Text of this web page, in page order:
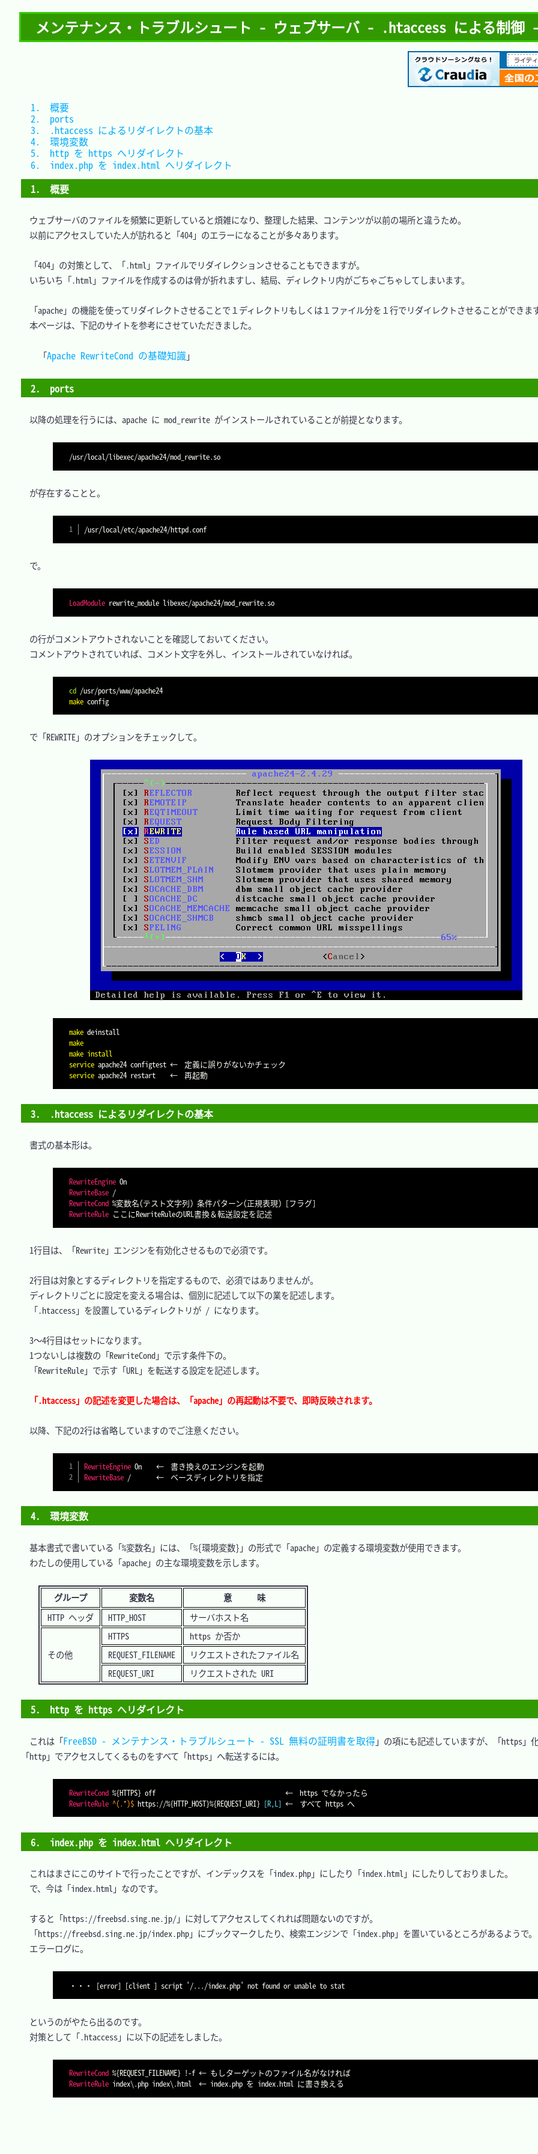
メンテナンス・トラブルシュート - ウェブサーバ - .htaccess による制御
1.　概要
ウェブサーバのファイルを頻繁に更新していると煩雑になり、整理した結果、コンテンツが以前の場所と違うため。
以前にアクセスしていた人が訪れると「404」のエラーになることが多々あります。
「404」の対策として、「.html」ファイルでリダイレクションさせることもできますが。
いちいち「.html」ファイルを作成するのは骨が折れますし、結局、ディレクトリ内がごちゃごちゃしてしまいます。
「apache」の機能を使ってリダイレクトさせることで１ディレクトリもしくは１ファイル分を１行でリダイレクトさせることができま
本ページは、下記のサイトを参考にさせていただきました。
「Apache RewriteCond の基礎知識
2.　ports
以降の処理を行うには、apache に mod_rewrite がインストールされていることが前提となります。
が存在することと。
/usr/local/etc/apache24/httpd.conf
で。
LoadModule
の行がコメントアウトされないことを確認しておいてください。
コメントアウトされていれば、コメント文字を外し、インストールされていなければ。
cd
make
config
で「REWRITE」のオプションをチェックして。
make
make
make install
service
service
3.　.htaccess によるリダイレクトの基本
書式の基本形は。
RewriteEngine
RewriteBase
RewriteCond
RewriteRule
1行目は、「Rewrite」エンジンを有効化させるもので必須です。
2行目は対象とするディレクトリを指定するもので、必須ではありませんが。
ディレクトリごとに設定を変える場合は、個別に記述して以下の業を記述します。
「.htaccess」を設置しているディレクトリが / になります。
3～4行目はセットになります。
1つないしは複数の「RewriteCond」で示す条件下の。
「RewriteRule」で示す「URL」を転送する設定を記述します。
「.htaccess」の記述を変更した場合は、「apache」の再起動は不要で、即時反映されます。
以降、下記の2行は省略していますのでご注意ください。
RewriteEngine
On	←	書き換えのエンジンを起動
RewriteBase
4.　環境変数
基本書式で書いている「%変数名」には、「%{環境変数}」の形式で「apache」の定義する環境変数が使用できます。
わたしの使用している「apache」の主な環境変数を示します。
グループ 変数名
意 味
HTTP ヘッダ
HTTP_HOST サーバホスト名
その他
HTTPS
https か否か
REQUEST_FILENAME
リクエストされたファイル名
REQUEST_URI
リクエストされた URI
5.　http を https へリダイレクト
これは「FreeBSD - メンテナンス・トラブルシュート - SSL 無料の証明書を取得」の項にも記述していますが、「https」
「http」でアクセスしてくるものをすべて「https」へ転送するには。
RewriteCond %{HTTPS}
RewriteRule ^(.*)$ https://%{HTTP_HOST}%{REQUEST_URI} [R,L]
6.　index.php を index.html へリダイレクト
これはまさにこのサイトで行ったことですが、インデックスを「index.php」にしたり「index.html」にしたりしておりました。
で、今は「index.html」なのです。
すると「https://freebsd.sing.ne.jp/」に対してアクセスしてくれれば問題ないのですが。
「https://freebsd.sing.ne.jp/index.php」にブックマークしたり、検索エンジンで「index.php」を置いているところがあるようで。
エラーログに。
というのがやたら出るのです。
対策として「.htaccess」に以下の記述をしました。
RewriteCond %{REQUEST_FILENAME}
RewriteRule